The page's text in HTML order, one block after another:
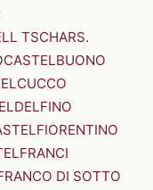
TSCHARS.
CASTELBUONO
DI SOTTO